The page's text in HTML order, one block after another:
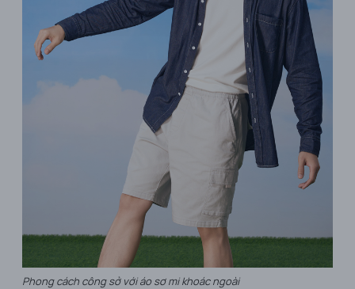
Phong cách công sở với áo sơ mi khoác ngoài